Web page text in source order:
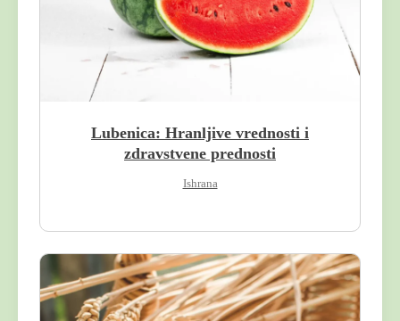
Lubenica: Hranljive vrednosti i
zdravstvene prednosti
Ishrana